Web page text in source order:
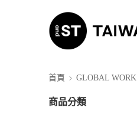
首頁 GLOBAL WORK
商品分類